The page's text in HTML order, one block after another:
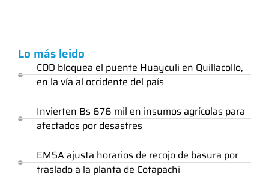
Lo más leido
COD bloquea el puente Huayculi en Quillacollo,
en la vía al occidente del país
Invierten Bs 676 mil en insumos agrícolas para
afectados por desastres
EMSA ajusta horarios de recojo de basura por
traslado a la planta de Cotapachi